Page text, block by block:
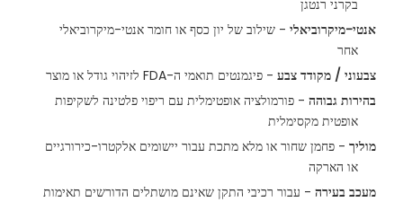
בקרני רנטגן
אנטי-מיקרוביאלי - שילוב של יון כסף או חומר אנטי-מיקרוביאלי
אחר
צבעוני / מקודד צבע - פיגמנטים תואמי ה-FDA לזיהוי גודל או מוצר
בהירות גבוהה - פורמולציה אופטימלית עם ריפוי פלטינה לשקיפות
אופטית מקסימלית
מוליך - פחמן שחור או מלא מתכת עבור יישומים אלקטרו-כירורגיים
או הארקה
מעכב בעירה - עבור רכיבי התקן שאינם מושתלים הדורשים תאימות